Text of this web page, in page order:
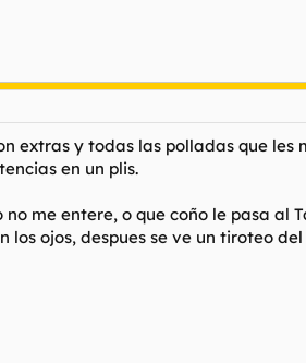
extras y todas las polladas que
en un plis.
me entere, o que coño le pasa al
ojos, despues se ve un tiroteo